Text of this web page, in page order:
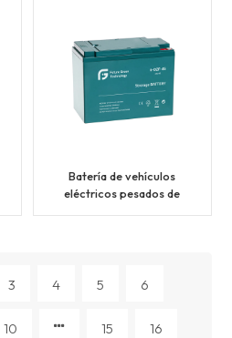
Batería de vehículos
eléctricos pesados de
3 4 5 6
10 15 16